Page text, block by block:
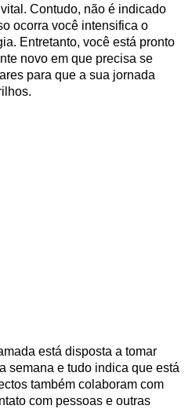
Contudo, não é indicado
ocorra você intensifica o
Entretanto, você está pronto
novo em que precisa se
para que a sua jornada
está disposta a tomar
semana e tudo indica que está
também colaboram com
com pessoas e outras